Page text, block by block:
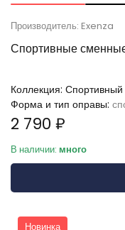
Производитель: Exenza
Спортивные
Коллекция:
Форма и тип оправы:
2 790 ₽
В наличии: много
Новинка